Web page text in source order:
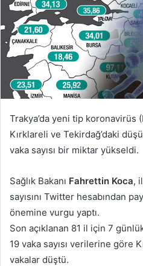
Trakya’da yeni tip koronavirüs
Kırklareli ve Tekirdağ’daki
vaka sayısı bir miktar yükseldi.
Sağlık Bakanı Fahrettin Koca,
sayısını Twitter hesabından
önemine vurgu yaptı.
Son açıklanan 81 il için 7
19 vaka sayısı verilerine göre
vakalar düştü.